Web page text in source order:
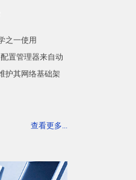
之一使用
置管理器来自动
护其网络基础架
查看更多...